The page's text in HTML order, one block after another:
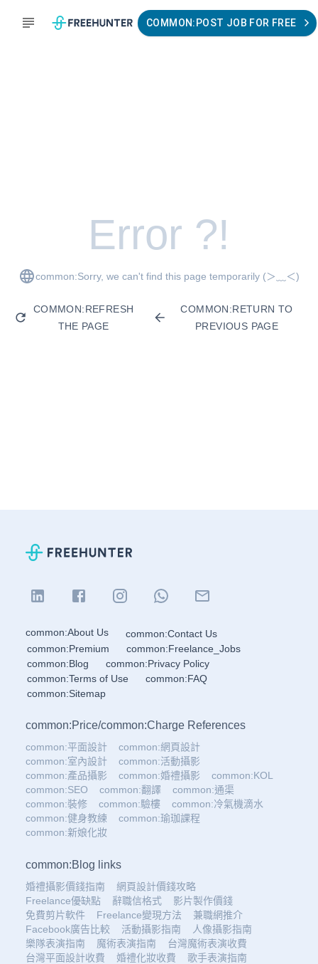
COMMON:POST JOB FOR FREE
Error ?!
common:Sorry, we can't find this page temporarily (＞﹏＜)
COMMON:REFRESH
THE PAGE
COMMON:RETURN TO
PREVIOUS PAGE
common:About Us
common:Contact Us
common:Premium
common:Freelance_Jobs
common:Blog
common:Privacy Policy
common:Terms of Use
common:FAQ
common:Sitemap
common:Price/common:Charge References
common:平面設計
common:網頁設計
common:室內設計
common:活動攝影
common:產品攝影
common:婚禮攝影
common:KOL
common:SEO
common:翻譯
common:通渠
common:裝修
common:驗樓
common:冷氣機滴水
common:健身教練
common:瑜珈課程
common:新娘化妝
common:Blog links
婚禮攝影價錢指南
網頁設計價錢攻略
Freelance優缺點
辭職信格式
影片製作價錢
免費剪片軟件
Freelance變現方法
兼職網推介
Facebook廣告比較
活動攝影指南
人像攝影指南
樂隊表演指南
魔術表演指南
台灣魔術表演收費
台灣平面設計收費
婚禮化妝收費
歌手表演指南